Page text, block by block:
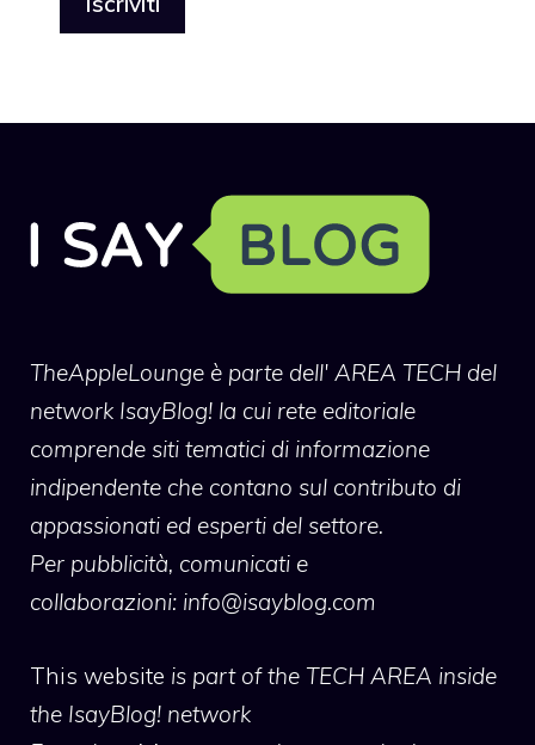
TheAppleLounge è parte dell' AREA TECH del
network IsayBlog! la cui rete editoriale
comprende siti tematici di informazione
indipendente che contano sul contributo di
appassionati ed esperti del settore.
Per pubblicità, comunicati e
collaborazioni: info@isayblog.com
This website is part of the TECH AREA inside
the IsayBlog! network